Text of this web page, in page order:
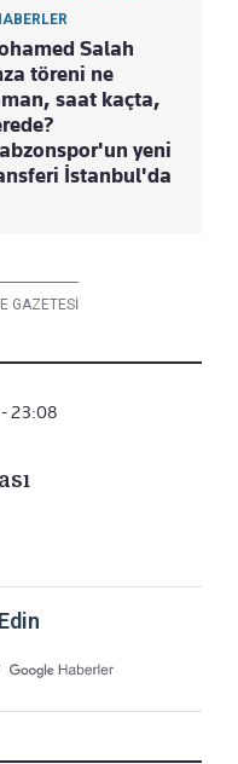
Salah
töreni ne
saat kaçta,
yeni
İstanbul'da
GAZETESİ
23:08